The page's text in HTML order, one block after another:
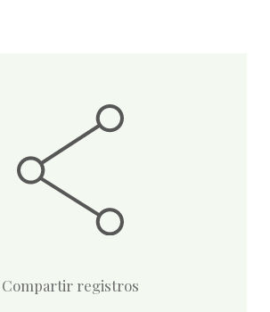
Compartir registros